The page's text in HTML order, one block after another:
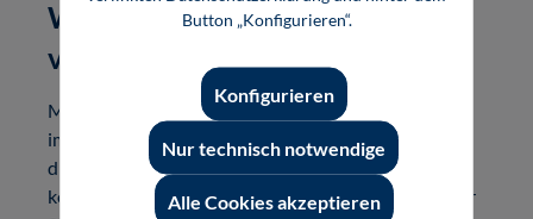
Wie können Sie bei uns
veröffentlichen?
Möchten Sie mit uns zusammenarbeiten? Wir sind
immer auf der Suche nach Autorinnen und Autoren,
die komplexe Inhalte verständlich aufbereiten
können. Laden Sie sich gleich den Planungsbogen zur
Button „Konfigurieren“.
Nur technisch notwendige
Konfigurieren
Alle Cookies akzeptieren